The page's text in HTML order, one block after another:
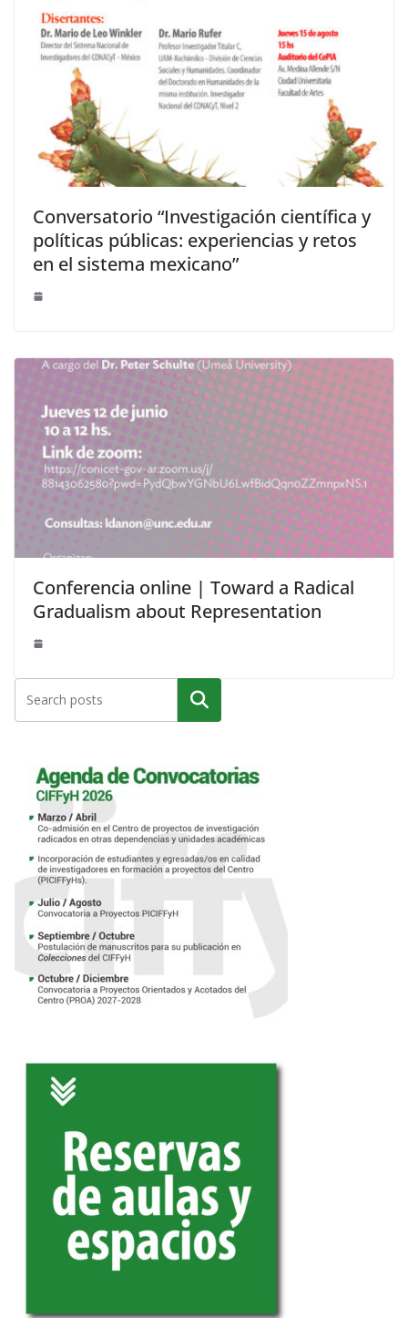
Conversatorio “Investigación científica y
políticas públicas: experiencias y retos
en el sistema mexicano”
Conferencia online | Toward a Radical
Gradualism about Representation
Buscar